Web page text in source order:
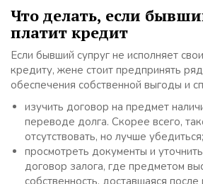
Что делать, если
платит кредит
Если бывший супруг не исполняет
кредиту, жене стоит предпринять
обеспечения собственной выгоды и
изучить договор на предмет
переводе долга. Скорее всего,
отсутствовать, но лучше убедиться;
просмотреть документы и
договор залога, где предметом
собственность, доставшаяся